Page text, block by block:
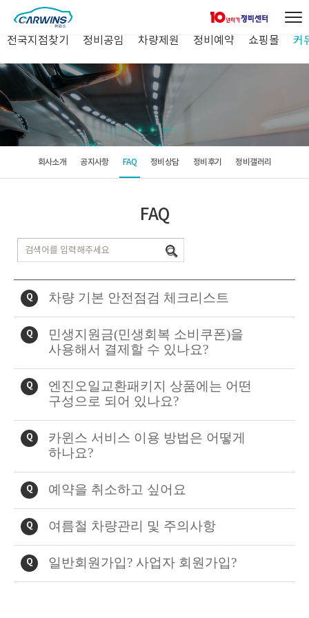
전국지점찾기 정비공임 차량제원 정비예약 쇼핑몰 커
회사소개 공지사항 FAQ 정비상담 정비후기 정비갤러리
FAQ
Q 차량 기본 안전점검 체크리스트
Q
민생지원금(민생회복 소비쿠폰)을
사용해서 결제할 수 있나요?
Q
엔진오일교환패키지 상품에는 어떤
구성으로 되어 있나요?
Q
카윈스 서비스 이용 방법은 어떻게
하나요?
Q 예약을 취소하고 싶어요
Q ​여름철 차량관리 및 주의사항
Q 일반회원가입? 사업자 회원가입?